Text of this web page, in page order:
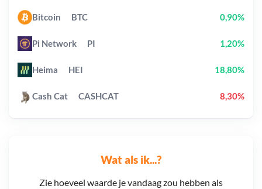
Wat als ik...?
Zie hoeveel waarde je vandaag zou hebben als
Bitcoin BTC 0,90%
Pi Network PI 1,20%
Heima HEI 18,80%
Cash Cat CASHCAT 8,30%